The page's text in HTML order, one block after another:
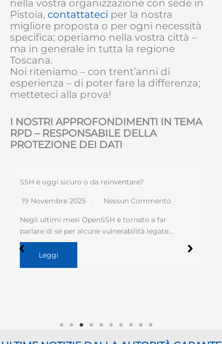
nella vostra organizzazione con sede in
Pistoia, contattateci per la nostra
migliore proposta o per ogni necessità
specifica; operiamo nella vostra città –
ma in generale in tutta la regione
Toscana.
Noi riteniamo – con trent’anni di
esperienza – di poter fare la differenza;
metteteci alla prova!
I NOSTRI APPROFONDIMENTI IN TEMA
RPD – RESPONSABILE DELLA
PROTEZIONE DEI DATI
SSH è oggi sicuro o da reinventare?
19 Novembre 2025 Nessun Commento
Negli ultimi mesi OpenSSH è tornato a far
parlare di sé per alcune vulnerabilità legate…
Leggi